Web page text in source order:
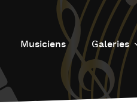
Musiciens Galeries
Galerie